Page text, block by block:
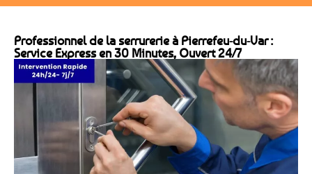
Professionnel de la serrurerie à Pierrefeu-du-Var :
Service Express en 30 Minutes, Ouvert 24/7